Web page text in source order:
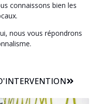
connaissons bien les
nous vous répondrons